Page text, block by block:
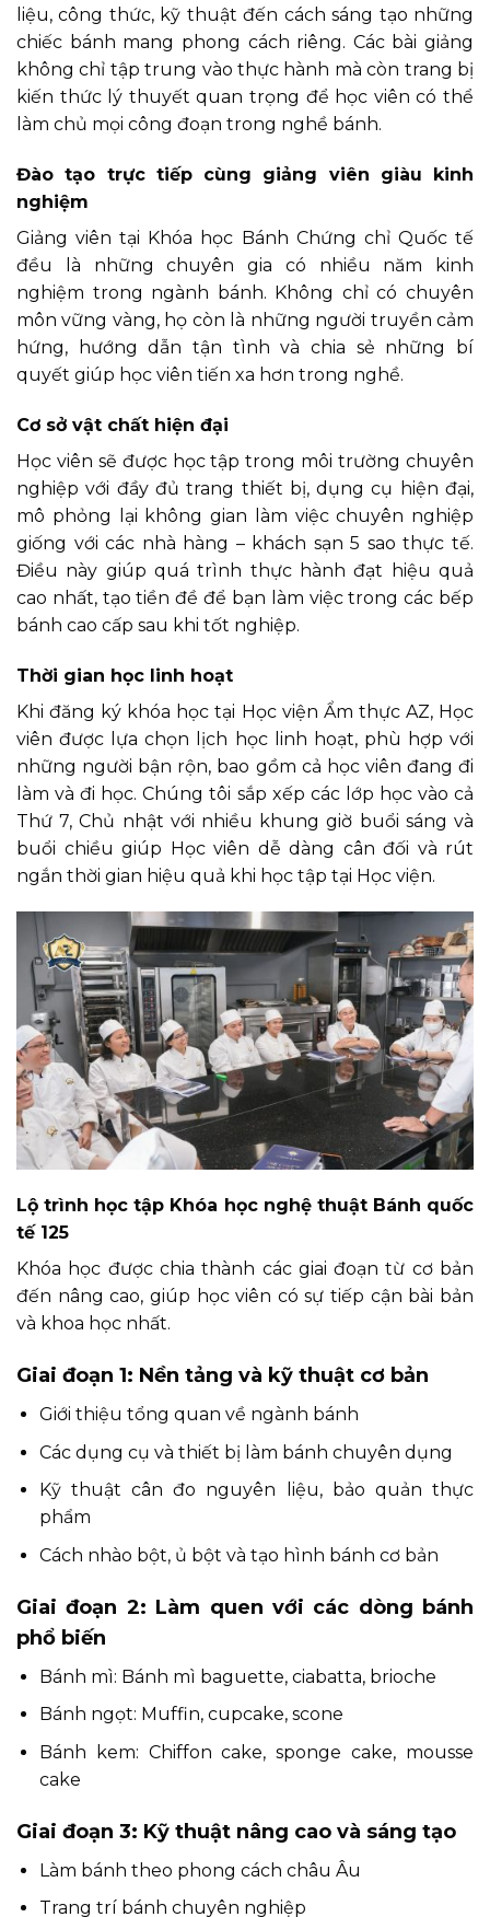
liệu, công thức, kỹ thuật đến cách sáng tạo những
chiếc bánh mang phong cách riêng. Các bài giảng
không chỉ tập trung vào thực hành mà còn trang bị
kiến thức lý thuyết quan trọng để học viên có thể
làm chủ mọi công đoạn trong nghề bánh.
Đào tạo trực tiếp cùng giảng viên giàu kinh
nghiệm
Giảng viên tại Khóa học Bánh Chứng chỉ Quốc tế
đều là những chuyên gia có nhiều năm kinh
nghiệm trong ngành bánh. Không chỉ có chuyên
môn vững vàng, họ còn là những người truyền cảm
hứng, hướng dẫn tận tình và chia sẻ những bí
quyết giúp học viên tiến xa hơn trong nghề.
Cơ sở vật chất hiện đại
Học viên sẽ được học tập trong môi trường chuyên
nghiệp với đầy đủ trang thiết bị, dụng cụ hiện đại,
mô phỏng lại không gian làm việc chuyên nghiệp
giống với các nhà hàng – khách sạn 5 sao thực tế.
Điều này giúp quá trình thực hành đạt hiệu quả
cao nhất, tạo tiền đề để bạn làm việc trong các bếp
bánh cao cấp sau khi tốt nghiệp.
Thời gian học linh hoạt
Khi đăng ký khóa học tại Học viện Ẩm thực AZ, Học
viên được lựa chọn lịch học linh hoạt, phù hợp với
những người bận rộn, bao gồm cả học viên đang đi
làm và đi học. Chúng tôi sắp xếp các lớp học vào cả
Thứ 7, Chủ nhật với nhiều khung giờ buổi sáng và
buổi chiều giúp Học viên dễ dàng cân đối và rút
ngắn thời gian hiệu quả khi học tập tại Học viện.
Lộ trình học tập Khóa học nghệ thuật Bánh quốc
tế 125
Khóa học được chia thành các giai đoạn từ cơ bản
đến nâng cao, giúp học viên có sự tiếp cận bài bản
và khoa học nhất.
Giai đoạn 1: Nền tảng và kỹ thuật cơ bản
Giới thiệu tổng quan về ngành bánh
Các dụng cụ và thiết bị làm bánh chuyên dụng
Kỹ thuật cân đo nguyên liệu, bảo quản thực
phẩm
Cách nhào bột, ủ bột và tạo hình bánh cơ bản
Giai đoạn 2: Làm quen với các dòng bánh
phổ biến
Bánh mì: Bánh mì baguette, ciabatta, brioche
Bánh ngọt: Muffin, cupcake, scone
Bánh kem: Chiffon cake, sponge cake, mousse
cake
Giai đoạn 3: Kỹ thuật nâng cao và sáng tạo
Làm bánh theo phong cách châu Âu
Trang trí bánh chuyên nghiệp